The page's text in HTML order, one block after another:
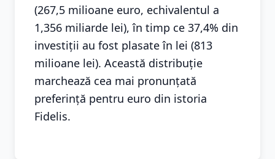
(267,5 milioane euro, echivalentul a
1,356 miliarde lei), în timp ce 37,4% din
investiții au fost plasate în lei (813
milioane lei). Această distribuție
marchează cea mai pronunțată
preferință pentru euro din istoria
Fidelis.